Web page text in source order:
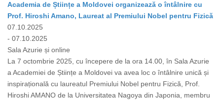
Academia de Științe a Moldovei organizează o întâlnire cu
Prof. Hiroshi Amano, Laureat al Premiului Nobel pentru Fizică
07.10.2025
- 07.10.2025
Sala Azurie și online
La 7 octombrie 2025, cu începere de la ora 14.00, în Sala Azurie
a Academiei de Științe a Moldovei va avea loc o întâlnire unică și
inspirațională cu laureatul Premiului Nobel pentru Fizică, Prof.
Hiroshi AMANO de la Universitatea Nagoya din Japonia, membru